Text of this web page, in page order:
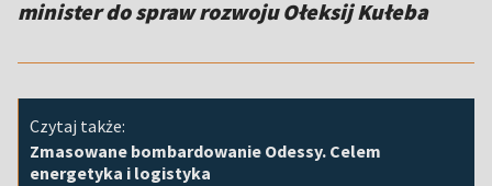
minister do spraw rozwoju Ołeksij Kułeba
Czytaj także:
Zmasowane bombardowanie Odessy. Celem
energetyka i logistyka